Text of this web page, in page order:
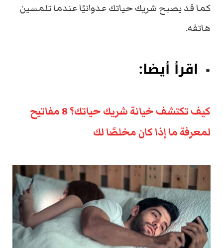
كما قد يصبح شريك حياتك عدوانيًا عندما تلمسين
هاتفه.
اقرأ أيضا:
كيف تكتشف خيانة شريك حياتك؟ 8 مفاتيح
لمعرفة ما إذا كان مخلصًا لك